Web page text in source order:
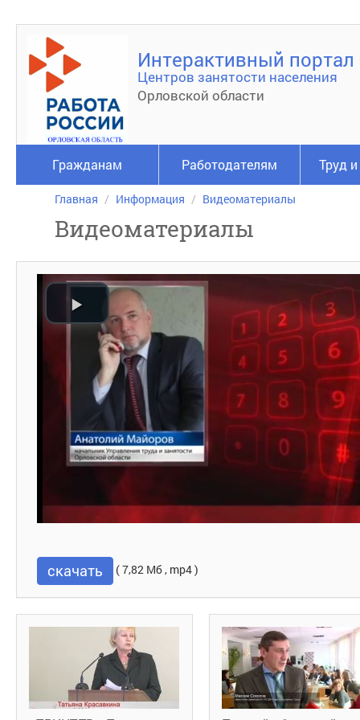
Интерактивный портал
Центров занятости населения
Орловской области
Гражданам Работодателям Труд
Главная Информация Видеоматериалы
Видеоматериалы
скачать ( 7,82 Мб , mp4 )